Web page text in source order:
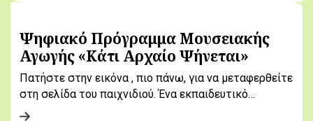
Ψηφιακό Πρόγραμμα Μουσειακής
Αγωγής «Κάτι Αρχαίο Ψήνεται»
Πατήστε στην εικόνα , πιο πάνω, για να μεταφερθείτε
στη σελίδα του παιχνιδιού. Ένα εκπαιδευτικό…